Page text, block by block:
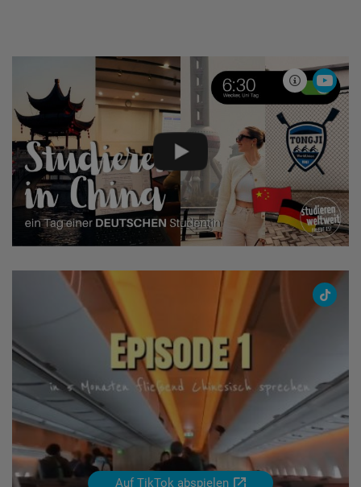
TikTok
1
Auf TikTok abspielen